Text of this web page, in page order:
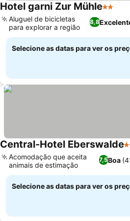
Hotel garni Zur Mühle2
8,8
Aluguel de bicicletas
para explorar a região
Selecione as datas para ver os
Central-Hotel Eberswalde
7,5Boa
Acomodação que aceita
animais de estimação
Selecione as datas para ver os